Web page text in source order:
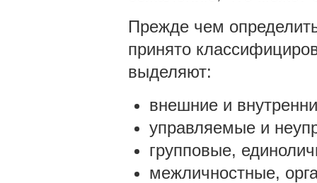
Прежде чем
принято
выделяют:
внешние и
управляемые и
групповые,
межличностные,